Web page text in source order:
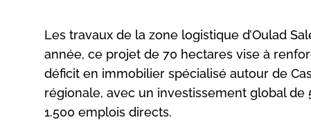
Les travaux de la zone logistique d’Oulad
année, ce projet de 70 hectares vise à
déficit en immobilier spécialisé autour de
régionale, avec un investissement global
1.500 emplois directs.